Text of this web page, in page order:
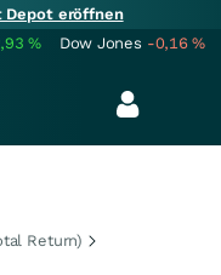
eröffnen
% Dow Jones -0,16%
Return)